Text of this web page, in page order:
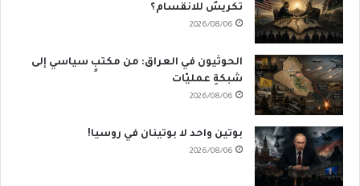
تَكريسٌ للانقسام؟
2026/08/06
الحوثيون في العراق: من مكتبٍ سياسي إلى
شبكةِ عمليّات
2026/08/06
بوتين واحد لا بوتينان في روسيا!
2026/08/06